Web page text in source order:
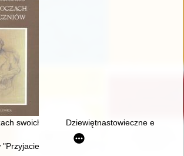
swoich uczniówDziewiętnastowieczne edycje
Ludu" (1836)